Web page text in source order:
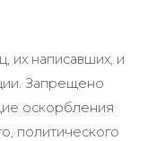
их написавших, и
Запрещено
оскорбления
политического